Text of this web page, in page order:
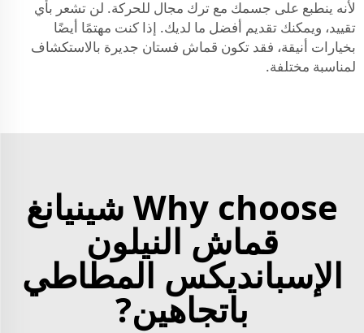
لأنه ينطبع على جسمك مع ترك مجال للحركة. لن تشعر بأي
تقييد، ويمكنك تقديم أفضل ما لديك. إذا كنت مهتمًا أيضًا
بخيارات أنيقة، فقد تكون قماش فستان جديرة بالاستكشاف
لمناسبة مختلفة.
Why choose شينيانغ
قماش النيلون
الإسبانديكس المطاطي
باتجاهين?